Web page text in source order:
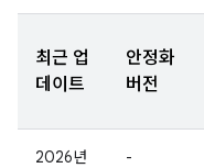
최근 업
데이트
안정화
버전
2026년
-